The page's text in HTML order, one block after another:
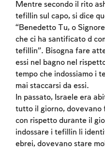
Mentre secondo il rito
tefillin sul capo, si dice
“Benedetto Tu, o
che ci ha santificato d
tefillin”. Bisogna fare
essi nel bagno nel
tempo che indossiamo i
mai staccarsi da essi.
In passato, Israele era
tutto il giorno,
con rispetto durante il
indossare i tefillin li
ebrei, dovevano stare
Account
To mark concepts
to create an account
Sign up